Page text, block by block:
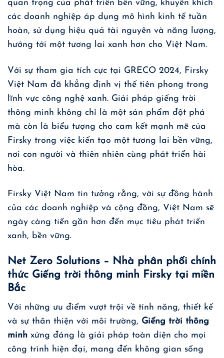
quan trọng của phát triển bền vững, khuyến khích
các doanh nghiệp áp dụng mô hình kinh tế tuần
hoàn, sử dụng hiệu quả tài nguyên và năng lượng,
hướng tới một tương lai xanh hơn cho Việt Nam.
Với sự tham gia tích cực tại GRECO 2024, Firsky
Việt Nam đã khẳng định vị thế tiên phong trong
lĩnh vực công nghệ xanh. Giải pháp giếng trời
thông minh không chỉ là một sản phẩm đột phá
mà còn là biểu tượng cho cam kết mạnh mẽ của
Firsky trong việc kiến tạo một tương lai bền vững,
nơi con người và thiên nhiên cùng phát triển hài
hòa.
Firsky Việt Nam tin tưởng rằng, với sự đồng hành
của các doanh nghiệp và cộng đồng, Việt Nam sẽ
ngày càng tiến gần hơn đến mục tiêu phát triển
xanh, bền vững.
Net Zero Solutions – Nhà phân phối chính
thức Giếng trời thông minh Firsky tại miền
Bắc
Với những ưu điểm vượt trội về tính năng, thiết kế
và sự thân thiện với môi trường, Giếng trời thông
minh xứng đáng là giải pháp toàn diện cho mọi
công trình hiện đại, mang đến không gian sống